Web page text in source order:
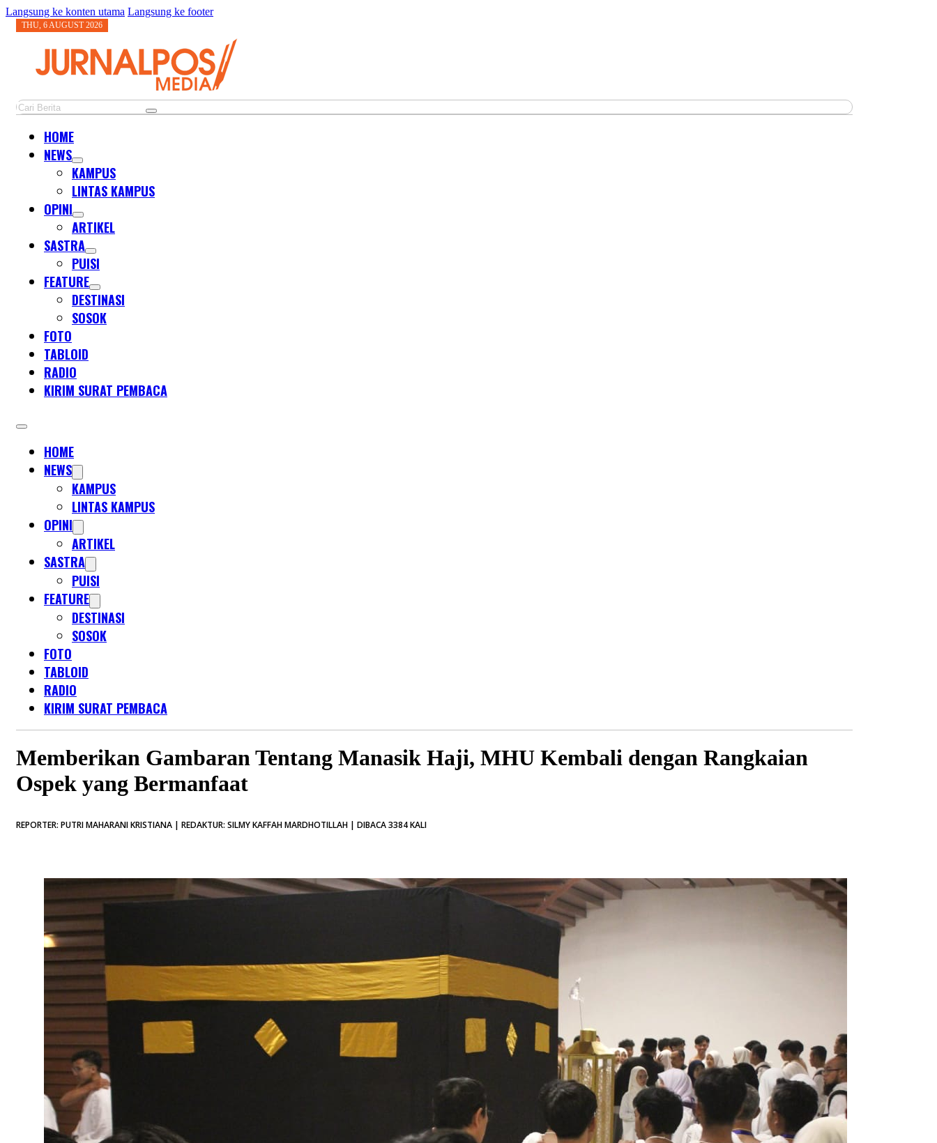
Langsung ke konten utama Langsung ke footer
THU, 6 AUGUST 2026
Cari
HOME
NEWS
KAMPUS
LINTAS KAMPUS
OPINI
ARTIKEL
SASTRA
PUISI
FEATURE
DESTINASI
SOSOK
FOTO
TABLOID
RADIO
KIRIM SURAT PEMBACA
HOME
NEWS
KAMPUS
LINTAS KAMPUS
OPINI
ARTIKEL
SASTRA
PUISI
FEATURE
DESTINASI
SOSOK
FOTO
TABLOID
RADIO
KIRIM SURAT PEMBACA
Memberikan Gambaran Tentang Manasik Haji, MHU Kembali dengan Rangkaian
Ospek yang Bermanfaat
REPORTER: PUTRI MAHARANI KRISTIANA | REDAKTUR: SILMY KAFFAH MARDHOTILLAH | DIBACA 3384 KALI